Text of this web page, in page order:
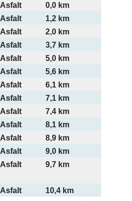
Asfalt
0,0 km
Asfalt
1,2 km
Asfalt
2,0 km
Asfalt
3,7 km
Asfalt
5,0 km
Asfalt
5,6 km
Asfalt
6,1 km
Asfalt
7,1 km
Asfalt
7,4 km
Asfalt
8,1 km
Asfalt
8,9 km
Asfalt
9,0 km
Asfalt 9,7 km
Asfalt 10,4 km